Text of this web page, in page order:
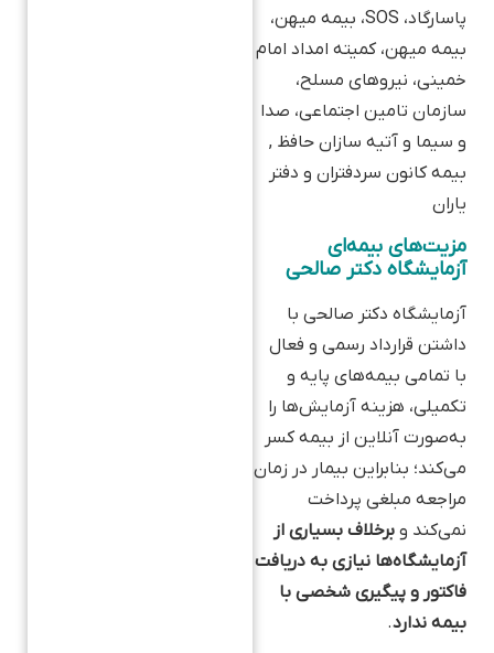
پاسارگاد، SOS، بیمه میهن،
بیمه میهن، کمیته امداد امام
خمینی، نیروهای مسلح،
سازمان تامین اجتماعی، صدا
و سیما و آتیه سازان حافظ ,
بیمه کانون سردفتران و دفتر
یاران
مزیت‌های بیمه‌ای
آزمایشگاه دکتر صالحی
آزمایشگاه دکتر صالحی با
داشتن قرارداد رسمی و فعال
با تمامی بیمه‌های پایه و
تکمیلی، هزینه آزمایش‌ها را
به‌صورت آنلاین از بیمه کسر
می‌کند؛ بنابراین بیمار در زمان
مراجعه مبلغی پرداخت
نمی‌کند و برخلاف بسیاری از
آزمایشگاه‌ها نیازی به دریافت
فاکتور و پیگیری شخصی با
بیمه ندارد.